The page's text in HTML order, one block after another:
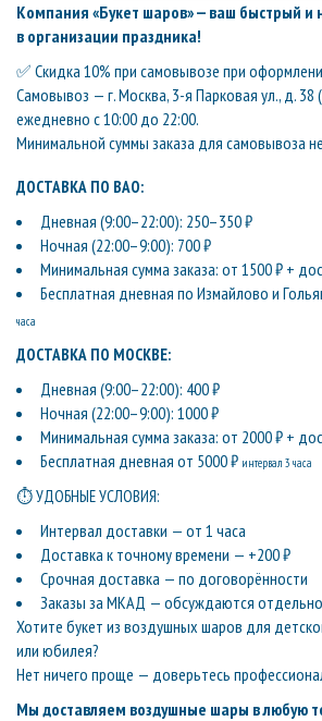
Компания «Букет шаров» — ваш быстрый
в организации праздника!
✅ Скидка 10% при самовывозе при
Самовывоз — г. Москва, 3-я Парковая ул., д. 38
ежедневно с 10:00 до 22:00.
Минимальной суммы заказа для самовывоза
ДОСТАВКА ПО ВАО:
Дневная (9:00–22:00): 250–350 ₽
Ночная (22:00–9:00): 700 ₽
Минимальная сумма заказа: от 1500 ₽ +
Бесплатная дневная по Измайлово и
часа
ДОСТАВКА ПО МОСКВЕ:
Дневная (9:00–22:00): 400 ₽
Ночная (22:00–9:00): 1000 ₽
Минимальная сумма заказа: от 2000 ₽ +
Бесплатная дневная от 5000 ₽ интервал 3 часа
⏱ УДОБНЫЕ УСЛОВИЯ:
Интервал доставки — от 1 часа
Доставка к точному времени — +200 ₽
Срочная доставка — по договорённости
Заказы за МКАД — обсуждаются отдельно
Хотите букет из воздушных шаров для
или юбилея?
Нет ничего проще — доверьтесь
Мы доставляем воздушные шары в любую